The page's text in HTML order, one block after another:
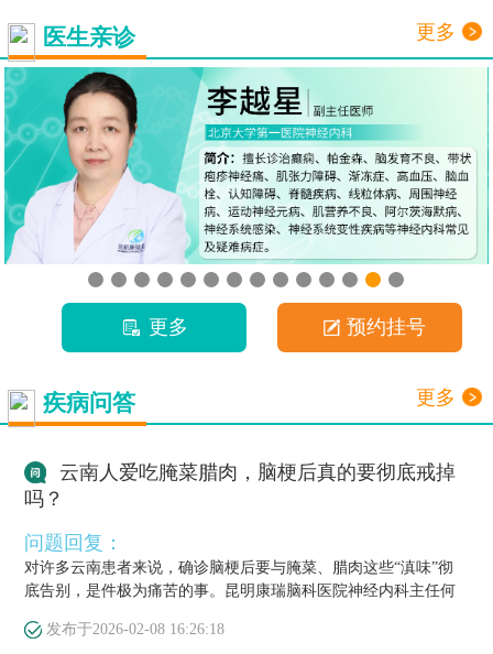
医生亲诊 更多
更多 预约挂号
疾病问答 更多
云南人爱吃腌菜腊肉，脑梗后真的要彻底戒掉
吗？
问题回复：
对许多云南患者来说，确诊脑梗后要与腌菜、腊肉这些“滇味”彻
底告别，是件极为痛苦的事。昆明康瑞脑科医院神经内科主任何
发布于2026-02-08 16:26:18